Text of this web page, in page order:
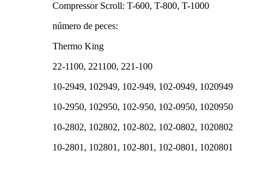
Compressor Scroll: T-600, T-800, T-1000
número de peces:
Thermo King
22-1100, 221100, 221-100
10-2949, 102949, 102-949, 102-0949, 1020949
10-2950, ​​102950, ​​102-950, 102-0950, 1020950
10-2802, 102802, 102-802, 102-0802, 1020802
10-2801, 102801, 102-801, 102-0801, 1020801